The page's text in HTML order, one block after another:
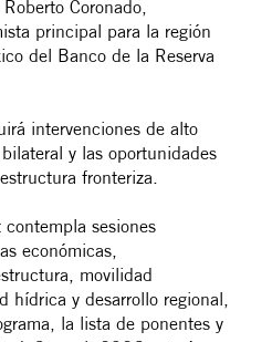
Coronado,
principal para la región
del Banco de la Reserva
intervenciones de alto
y las oportunidades
fronteriza.
sesiones
económicas,
movilidad
hídrica y desarrollo regional,
la lista de ponentes y